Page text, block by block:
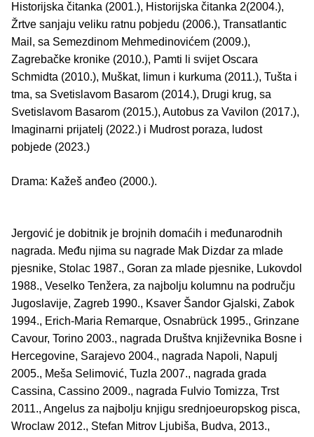
Historijska čitanka (2001.), Historijska čitanka 2(2004.),
Žrtve sanjaju veliku ratnu pobjedu (2006.), Transatlantic
Mail, sa Semezdinom Mehmedinovićem (2009.),
Zagrebačke kronike (2010.), Pamti li svijet Oscara
Schmidta (2010.), Muškat, limun i kurkuma (2011.), Tušta i
tma, sa Svetislavom Basarom (2014.), Drugi krug, sa
Svetislavom Basarom (2015.), Autobus za Vavilon (2017.),
Imaginarni prijatelj (2022.) i Mudrost poraza, ludost
pobjede (2023.)
Drama: Kažeš anđeo (2000.).
Jergović je dobitnik je brojnih domaćih i međunarodnih
nagra­­da. Među njima su nagrade Mak Dizdar za mlade
pjesnike, Stolac 1987., Goran za mlade pjesnike, Lukovdol
1988., Veselko Tenžera, za najbolju kolumnu na području
Jugoslavije, Zagreb 1990., Ksaver Šandor Gjalski, Zabok
1994., Erich-Maria Remarque, Osnabrück 1995., Grinzane
Cavour, Torino 2003., nagrada Društva književnika Bosne i
Hercegovine, Sarajevo 2004., nagrada Napoli, Napulj
2005., Meša Selimović, Tuzla 2007., nagrada grada
Cassina, Cassino 2009., nagrada Fulvio Tomizza, Trst
2011., Angelus za najbolju knjigu srednjoeuropskog pisca,
Wroclaw 2012., Stefan Mitrov Ljubiša, Budva, 2013.,